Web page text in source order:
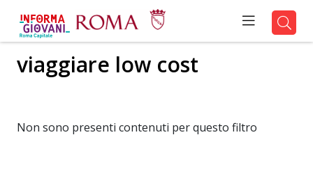
viaggiare low cost
Non sono presenti contenuti per questo filtro